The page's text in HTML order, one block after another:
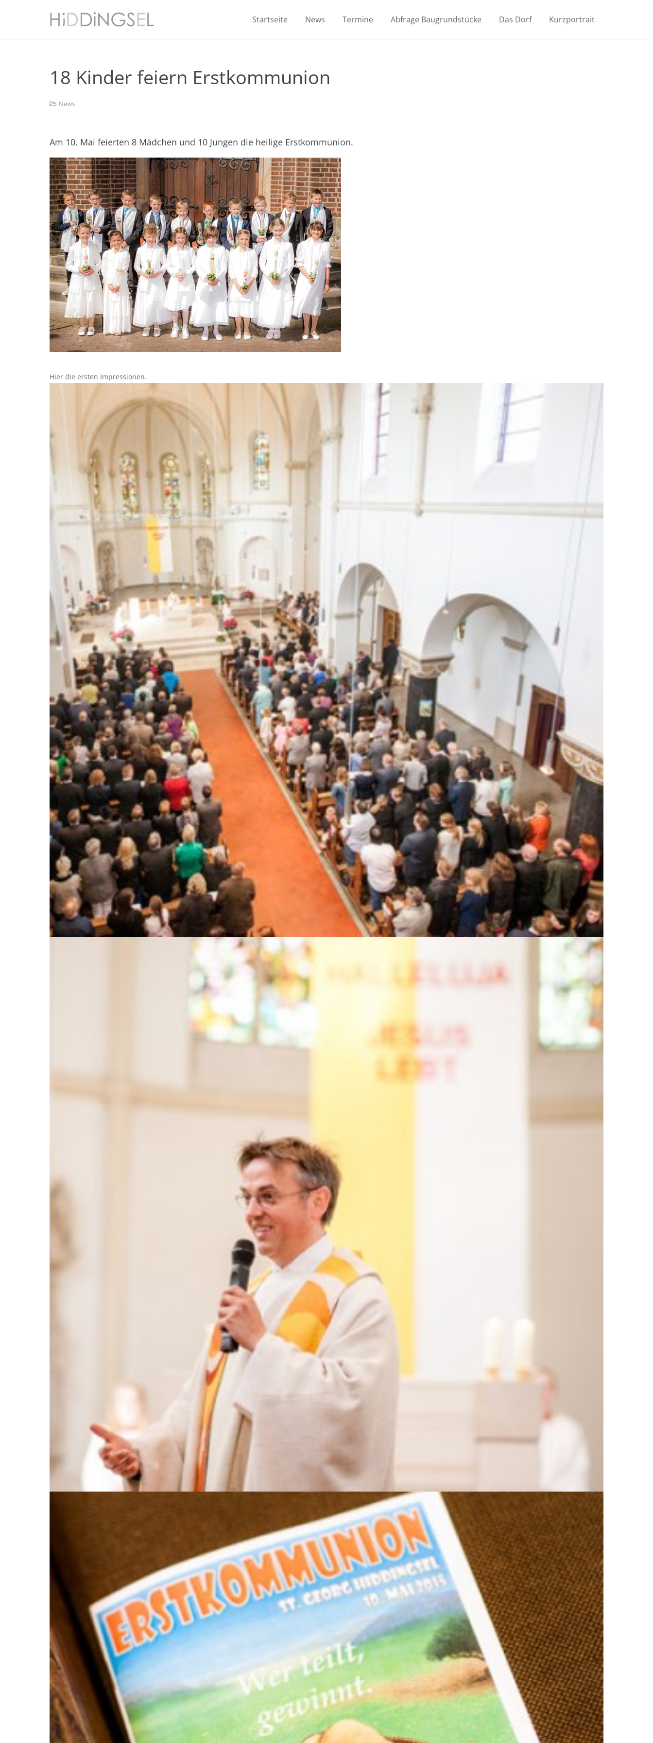
Startseite News Termine Abfrage Baugrundstücke Das Dorf Kurzportrait
18 Kinder feiern Erstkommunion
News
Am 10. Mai feierten 8 Mädchen und 10 Jungen die heilige Erstkommunion.
Hier die ersten Impressionen.